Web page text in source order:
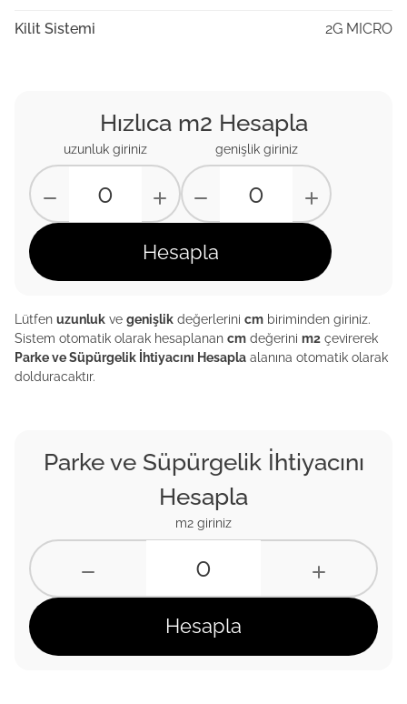
Kilit Sistemi 2G MICRO
Hızlıca m2 Hesapla
uzunluk giriniz genişlik giriniz
Hesapla
Lütfenuzunluk vegenişlik değerlerinicm biriminden giriniz.
Sistem otomatik olarak hesaplanancm değerinim2 çevirerek
Parke ve Süpürgelik İhtiyacını Hesapla alanına otomatik olarak
dolduracaktır.
Parke ve Süpürgelik İhtiyacını
Hesapla
m2 giriniz
Hesapla